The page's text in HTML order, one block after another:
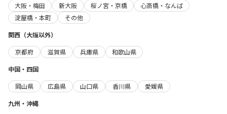
大阪・梅田
新大阪 桜ノ宮・京橋
心斎橋・なんば
淀屋橋・本町
その他
関西（大阪以外）
京都府
滋賀県 兵庫県
和歌山県
中国・四国
岡山県
広島県 山口県 香川県
愛媛県
九州・沖縄